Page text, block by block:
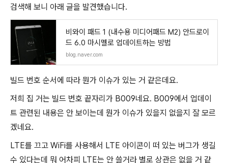
검색해 보니 아래 글을 발견했습니다.
비와이 패드 1 (내수용 미디어패드 M2) 안드로이
드 6.0 마시멜로 업데이트하는 방법
blog.naver.com
빌드 번호 순서에 따라 뭔가 이슈가 있는 거 같은데요.
저희 집 거는 빌드 번호 끝자리가 B009네요. B009에서 업데이
트 관련된 내용은 안 보이는데 뭔가 이슈가 있을지 없을지 잘 모르
겠네요.
LTE를 끄고 WiFi를 사용해서 LTE 아이콘이 떠 있는 버그가 생길
수 있다는데 뭐 어차피 LTE는 안 쓸거라 별로 상관은 없을 거 같